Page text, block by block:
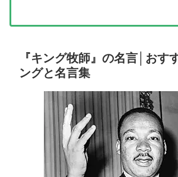
『キング牧師』の名言│おす
ングと名言集